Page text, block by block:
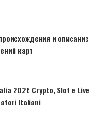
и описание
карт
2026 Crypto, Slot e Live
Italiani